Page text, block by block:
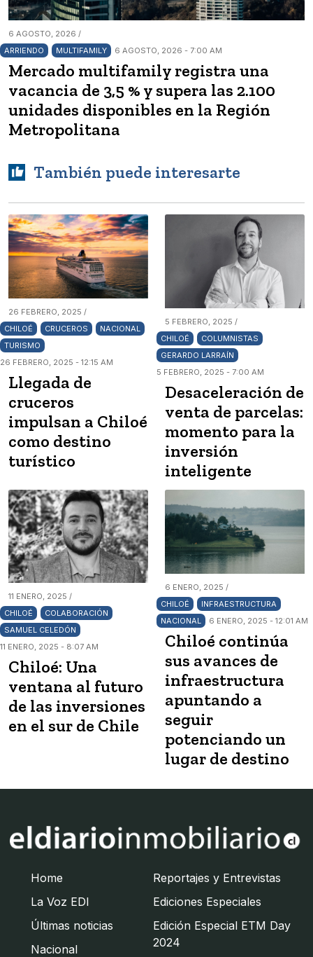
6 AGOSTO, 2026 /
ARRIENDO
MULTIFAMILY 6 AGOSTO, 2026 - 7:00 AM
Mercado multifamily registra una
vacancia de 3,5 % y supera las 2.100
unidades disponibles en la Región
Metropolitana
También puede interesarte
26 FEBRERO, 2025 /
CHILOÉ
CRUCEROS
NACIONAL
TURISMO
26 FEBRERO, 2025 - 12:15 AM
Llegada de
cruceros
impulsan a Chiloé
como destino
turístico
5 FEBRERO, 2025 /
CHILOÉ
COLUMNISTAS
GERARDO LARRAÍN
5 FEBRERO, 2025 - 7:00 AM
Desaceleración de
venta de parcelas:
momento para la
inversión
inteligente
11 ENERO, 2025 /
CHILOÉ
COLABORACIÓN
SAMUEL CELEDÓN
11 ENERO, 2025 - 8:07 AM
Chiloé: Una
ventana al futuro
de las inversiones
en el sur de Chile
6 ENERO, 2025 /
CHILOÉ
INFRAESTRUCTURA
NACIONAL
6 ENERO, 2025 - 12:01 AM
Chiloé continúa
sus avances de
infraestructura
apuntando a
seguir
potenciando un
lugar de destino
Home
La Voz EDI
Últimas noticias
Nacional
Reportajes y Entrevistas
Ediciones Especiales
Edición Especial ETM Day
2024